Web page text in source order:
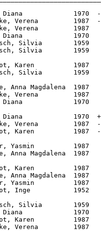
Diana
Verena         1987
Verena
Diana
Silvia
Silvia
Karen
Silvia        1959
Anna Magdalena
Verena         1987
Diana
Diana
Verena         1987
Karen
Yasmin
Anna Magdalena  1987
Karen
Anna Magdalena  1987
Yasmin
Inge
Silvia        1959
Garde, Diana
de Groot,
Maushake,